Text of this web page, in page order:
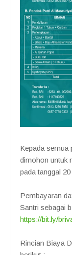
Kepada semua
dimohon untuk
pada tanggal
Pembayaran
Santri sebagai
https://bit.ly/
Rincian Biaya